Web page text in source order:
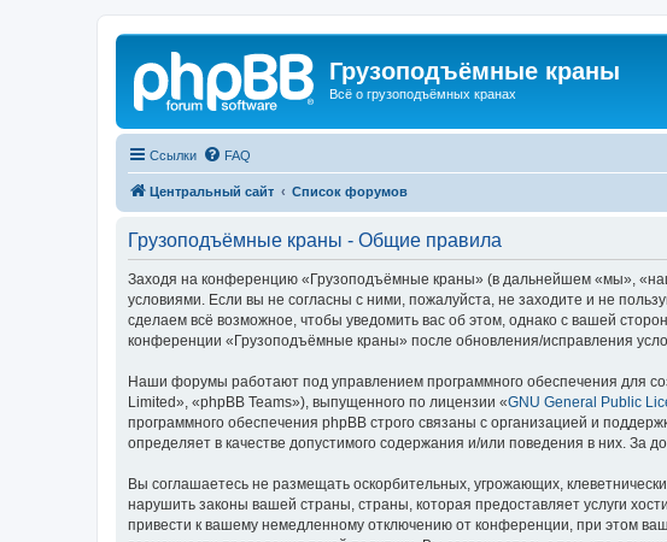
Грузоподъёмные краны
Всё о грузоподъёмных кранах
Ссылки FAQ
Центральный сайт Список форумов
Грузоподъёмные краны - Общие правила
Заходя на конференцию «Грузоподъёмные краны» (в дальнейшем «мы»,
условиями. Если вы не согласны с ними, пожалуйста, не заходите и не
сделаем всё возможное, чтобы уведомить вас об этом, однако с вашей
конференции «Грузоподъёмные краны» после обновления/исправления
Наши форумы работают под управлением программного обеспечения для
Limited», «phpBB Teams»), выпущенного по лицензии «GNU General Public
программного обеспечения phpBB строго связаны с организацией и
определяет в качестве допустимого содержания и/или поведения в них.
Вы соглашаетесь не размещать оскорбительных, угрожающих,
нарушить законы вашей страны, страны, которая предоставляет услуги
привести к вашему немедленному отключению от конференции, при этом